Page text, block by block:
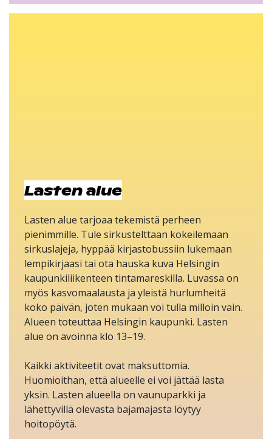
Lasten alue
Lasten alue tarjoaa tekemistä perheen
pienimmille. Tule sirkustelttaan kokeilemaan
sirkuslajeja, hyppää kirjastobussiin lukemaan
lempikirjaasi tai ota hauska kuva Helsingin
kaupunkiliikenteen tintamareskilla. Luvassa on
myös kasvomaalausta ja yleistä hurlumheitä
koko päivän, joten mukaan voi tulla milloin vain.
Alueen toteuttaa Helsingin kaupunki. Lasten
alue on avoinna klo 13–19.
Kaikki aktiviteetit ovat maksuttomia.
Huomioithan, että alueelle ei voi jättää lasta
yksin. Lasten alueella on vaunuparkki ja
lähettyvillä olevasta bajamajasta löytyy
hoitopöytä.